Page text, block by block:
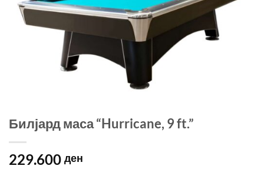
Билјард маса “Hurricane, 9 ft.”
229.600 ден